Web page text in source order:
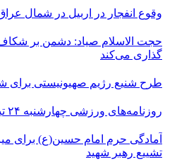
وقوع انفجار در اربیل در شمال
حجت الاسلام صیاد: دشمن بر
گذاری می‌کند
طرح شنیع رژیم صهیونیستی برای
روزنامه‌های ورزشی چهارشنبه ۲۴ تیر ۱۴۰۵
آمادگی حرم امام حسین(ع) برای
تشییع رهبر شهید